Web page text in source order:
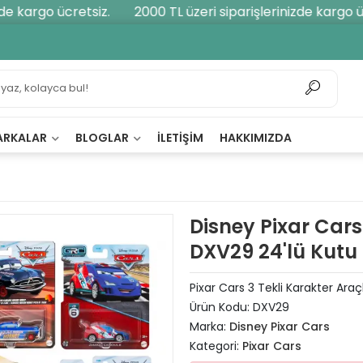
kargo ücretsiz. 2000 TL üzeri siparişlerinizde kargo
BLOGLAR İLETIŞIM HAKKIMIZDA
Disney Pixar
DXV29 24'lü Kutu
Pixar Cars 3 Tekli Karakter
Ürün Kodu: DXV29
Marka: Disney Pixar Cars
Kategori: Pixar Cars